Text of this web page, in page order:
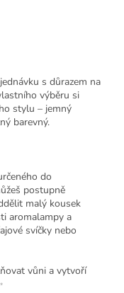
s důrazem na
výběru si
stylu – jemný
barevný.
do
postupně
malý kousek
aromalampy a
svíčky nebo
vůni a vytvoří